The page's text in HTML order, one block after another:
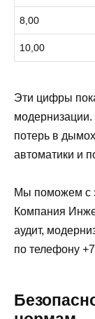
8,00
10,00
Эти цифры
модернизации.
потерь в
автоматики и
Мы поможем с
Компания
аудит,
по телефону